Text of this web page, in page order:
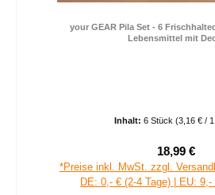
your GEAR Pila Set - 6
Lebensmittel mit
Inhalt: 6 Stück (3,16 € /
18,99 €
*Preise inkl. MwSt. zzgl.
DE: 0,- € (2-4 Tage) | EU: 9,-